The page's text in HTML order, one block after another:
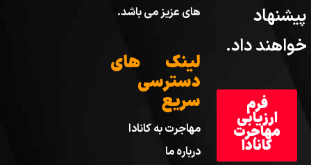
پیشنهاد
خواهند داد.
فرم
ارزیابی
مهاجرت
کانادا
های عزیز می باشد.
لینک های
دسترسی
سریع
مهاجرت به کانادا
درباره ما